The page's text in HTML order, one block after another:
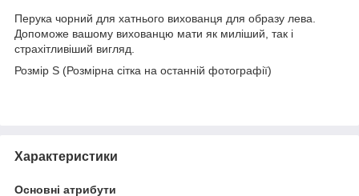
Перука чорний для хатнього вихованця для образу лева.
Допоможе вашому вихованцю мати як миліший, так і
страхітливіший вигляд.
Розмір S (Розмірна сітка на останній фотографії)
Характеристики
Основні атрибути